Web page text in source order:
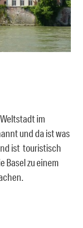
im
und da ist was
ist touristisch
Basel zu einem